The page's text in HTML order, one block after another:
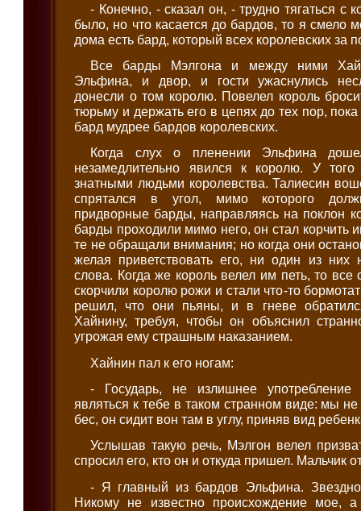
- Конечно, - сказал он, - трудно тягаться с
было, но что касается до бардов, то я смело
дома есть бард, который всех королевских за
Все барды Мэлгона и между ними
Эльфина, и двор, и гости ужаснулись
донесли о том королю. Повелел король
тюрьму и держать его в цепях до тех пор, пока
бард мудрее бардов королевских.
Когда слух о пленении Эльфина
незамедлительно явился к королю. У
знатными людьми королевства. Талиесин
спрятался в угол, мимо которого
придворные барды, направляясь на поклон
барды проходили мимо него, он стал корчить
те не обращали внимания; но когда они
желая приветствовать его, ни один из них
слова. Когда же король велел им петь, то все
скорчили королю рожи и стали что-то
решил, что они пьяны, и в гневе
Хайнину, требуя, чтобы он объяснил
угрожая ему страшным наказанием.
Хайнин пал к его ногам:
- Государь, не излишнее употребление
являться к тебе в таком странном виде: мы
бес, он сидит вон там в углу, приняв вид
Услышав такую речь, Мэлгон велел
спросил его, кто он и откуда пришел. Мальчик
- Я главный из бардов Эльфина.
Никому не известно происхождение мое,